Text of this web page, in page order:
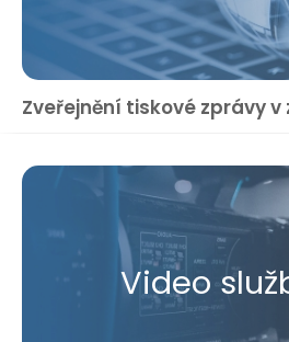
Zveřejnění tiskové zprávy v
Video